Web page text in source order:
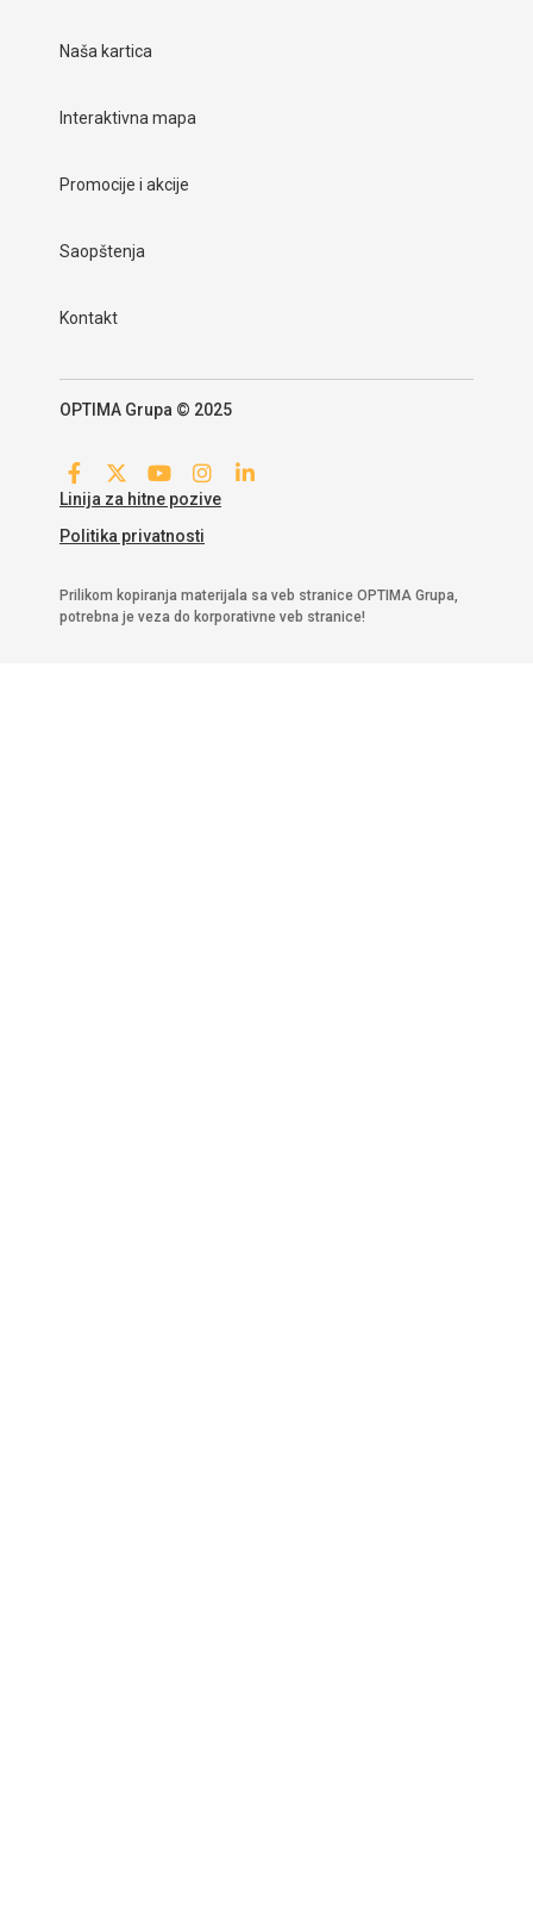
Naša kartica
Interaktivna mapa
Promocije i akcije
Saopštenja
Kontakt
OPTIMA Grupa © 2025
Linija za hitne pozive
Politika privatnosti
Prilikom kopiranja materijala sa veb stranice OPTIMA Grupa,
potrebna je veza do korporativne veb stranice!